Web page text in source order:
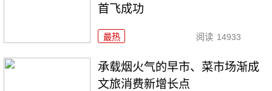
首飞成功
最热 阅读 14933
承载烟火气的早市、菜市场渐成
文旅消费新增长点